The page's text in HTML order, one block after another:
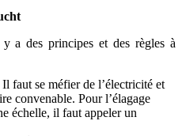
a des principes et des règles à
faut se méfier de l’électricité et
convenable. Pour l’élagage
échelle, il faut appeler un